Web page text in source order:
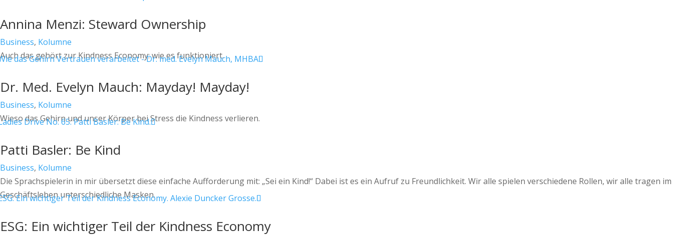
Annina Menzi: Steward Ownership
Business, Kolumne
Auch das gehört zur Kindness Economy: wie es funktioniert.
Dr. Med. Evelyn Mauch: Mayday! Mayday!
Business, Kolumne
Wieso das Gehirn und unser Körper bei Stress die Kindness verlieren.
Patti Basler: Be Kind
Business, Kolumne
Die Sprachspielerin in mir übersetzt diese einfache Aufforderung mit: „Sei ein Kind!“ Dabei ist es ein Aufruf zu Freundlichkeit. Wir alle spielen verschiedene Rollen, wir alle tragen im
Geschäftsleben unterschiedliche Masken.
ESG: Ein wichtiger Teil der Kindness Economy